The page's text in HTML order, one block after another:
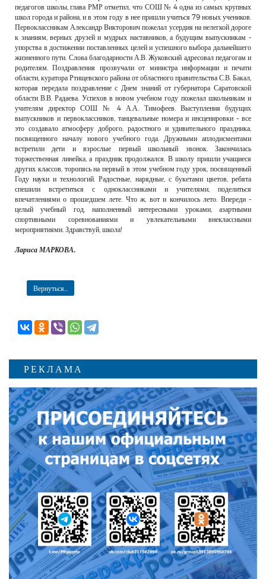
педагогов школы, глава РМР отметил, что СОШ № 4 одна из самых крупных
школ города и района, и в этом году в нее пришли учиться 79 новых учеников.
Первоклассникам Александр Викторович пожелал усердия на нелегкой дороге
к знаниям, верных друзей и мудрых наставников, а будущим выпускникам -
упорства в достижении поставленных целей и успешного выбора дальнейшего
жизненного пути. Слова благодарности А.В. Жуковский адресовал педагогам и
родителям. Поздравления прозвучали от министра информации и печати
области, куратора Ртищевского района от областного правительства С.В. Бакал,
которая передала поздравление с Днем знаний от губернатора Саратовской
области В.В. Радаева. Успехов в новом учебном году пожелал школьникам и
учителям директор СОШ № 4 А.А. Тимофеев. Выступления будущих
выпускников и первоклассников, танцевальные номера и инсценировки - все
это создавало атмосферу доброго, радостного и удивительного праздника,
посвященного началу нового учебного года. Дружными аплодисментами
встретили дети и взрослые первый школьный звонок. Закончилась
торжественная линейка, а праздник продолжался. В школу пришли учащиеся
других классов, торопясь на первый в этом учебном году урок, посвященный
Году науки и технологий. Радостные, нарядные, с букетами цветов, ребята
спешили встретиться с одноклассниками и учителями, поделиться
впечатлениями о прошедшем лете. Что ж, вот и кончилось лето. Впереди -
целый учебный год, наполненный интересными уроками, азартными
спортивными соревнованиями и увлекательными внеклассными
мероприятиями. Здравствуй, школа!
Лариса МАРКОВА.
Вернуться...
РЕКЛАМА